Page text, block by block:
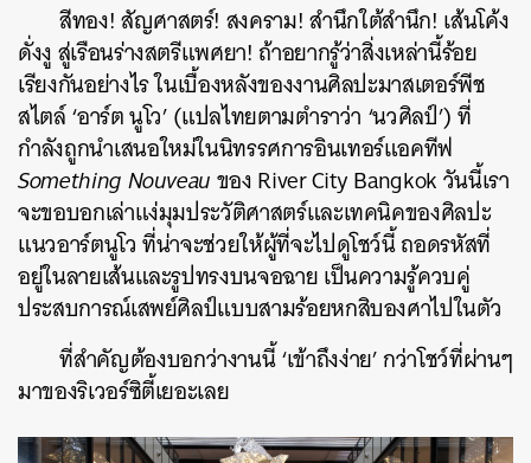
สีทอง! สัญศาสตร์! สงคราม! สำนึกใต้สำนึก! เส้นโค้ง
ดั่งงู สู่เรือนร่างสตรีแพศยา! ถ้าอยากรู้ว่าสิ่งเหล่านี้ร้อย
เรียงกันอย่างไร ในเบื้องหลังของงานศิลปะมาสเตอร์พีช
สไตล์ ‘อาร์ต นูโว’ (แปลไทยตามตำราว่า ‘นวศิลป์’) ที่
กำลังถูกนำเสนอใหม่ในนิทรรศการอินเทอร์แอคทีฟ
Something Nouveauของ River City Bangkok วันนี้เรา
จะขอบอกเล่าแง่มุมประวัติศาสตร์และเทคนิคของศิลปะ
แนวอาร์ตนูโว ที่น่าจะช่วยให้ผู้ที่จะไปดูโชว์นี้ ถอดรหัสที่
อยู่ในลายเส้นและรูปทรงบนจอฉาย เป็นความรู้ควบคู่
ประสบการณ์เสพย์ศิลป์แบบสามร้อยหกสิบองศาไปในตัว
ที่สำคัญต้องบอกว่างานนี้ ‘เข้าถึงง่าย’ กว่าโชว์ที่ผ่านๆ
มาของริเวอร์ซิตี้เยอะเลย